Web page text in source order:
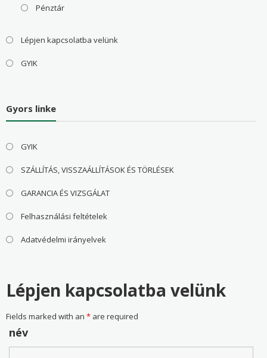
Pénztár
Lépjen kapcsolatba velünk
GYIK
Gyors linke
GYIK
SZÁLLÍTÁS, VISSZAÁLLÍTÁSOK ÉS TÖRLÉSEK
GARANCIA ÉS VIZSGÁLAT
Felhasználási feltételek
Adatvédelmi irányelvek
Lépjen kapcsolatba velünk
Fields marked with an *are required
név